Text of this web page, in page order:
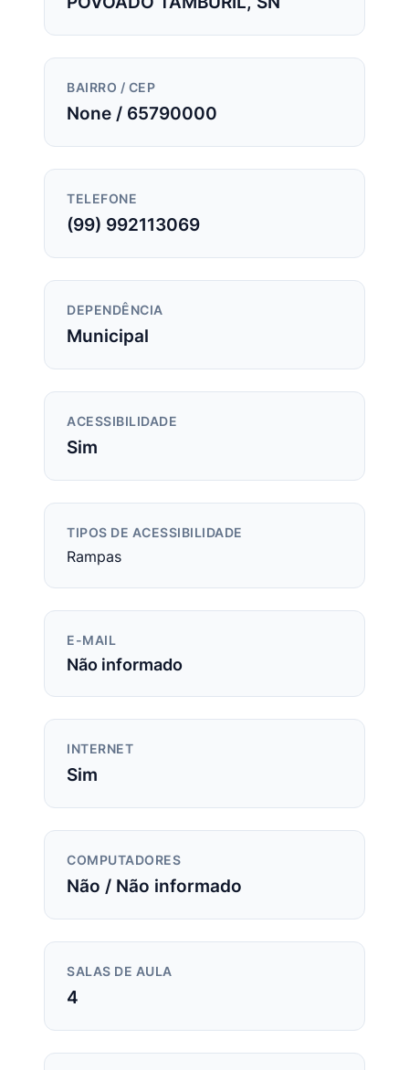
BAIRRO / CEP
None / 65790000
TELEFONE
(99) 992113069
DEPENDÊNCIA
Municipal
ACESSIBILIDADE
Sim
TIPOS DE ACESSIBILIDADE
Rampas
E-MAIL
Não informado
INTERNET
Sim
COMPUTADORES
Não / Não informado
SALAS DE AULA
4